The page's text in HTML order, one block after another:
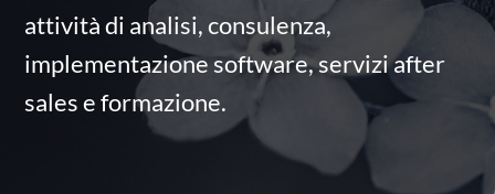
attività di analisi, consulenza,
implementazione software, servizi after
sales e formazione.